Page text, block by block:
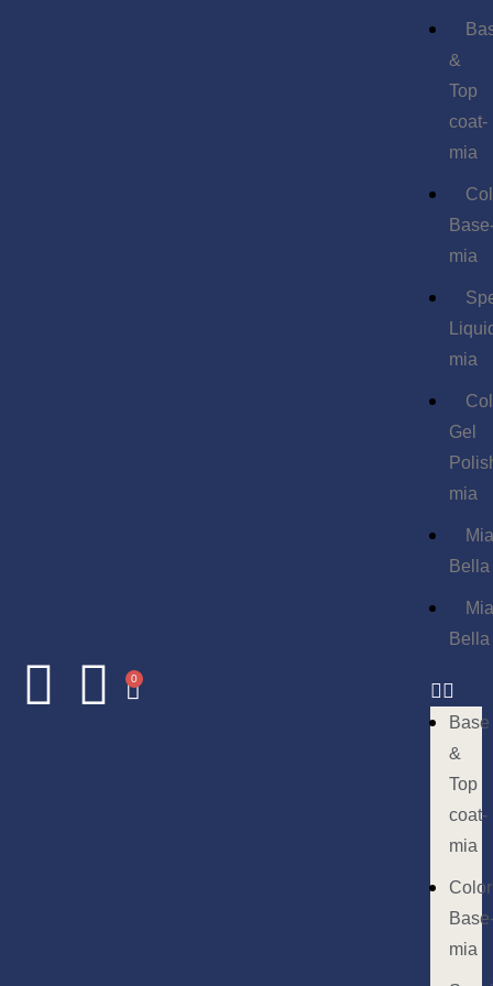
0
&
Top
coat-
mia
mia
mia
Gel
mia
Mia
Bella
Mia
Bella
Base
&
Top
coat-
mia
Color
mia